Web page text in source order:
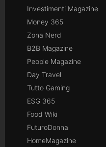
Investimenti Magazine
Money 365
Zona Nerd
B2B Magazine
People Magazine
Day Travel
Tutto Gaming
ESG 365
Food Wiki
FuturoDonna
HomeMagazine